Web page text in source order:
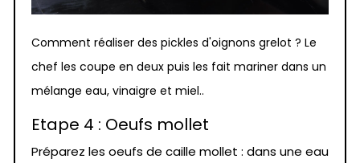
Comment réaliser des pickles d'oignons grelot ? Le
chef les coupe en deux puis les fait mariner dans un
mélange eau, vinaigre et miel..
Etape 4 : Oeufs mollet
Préparez les oeufs de caille mollet : dans une eau